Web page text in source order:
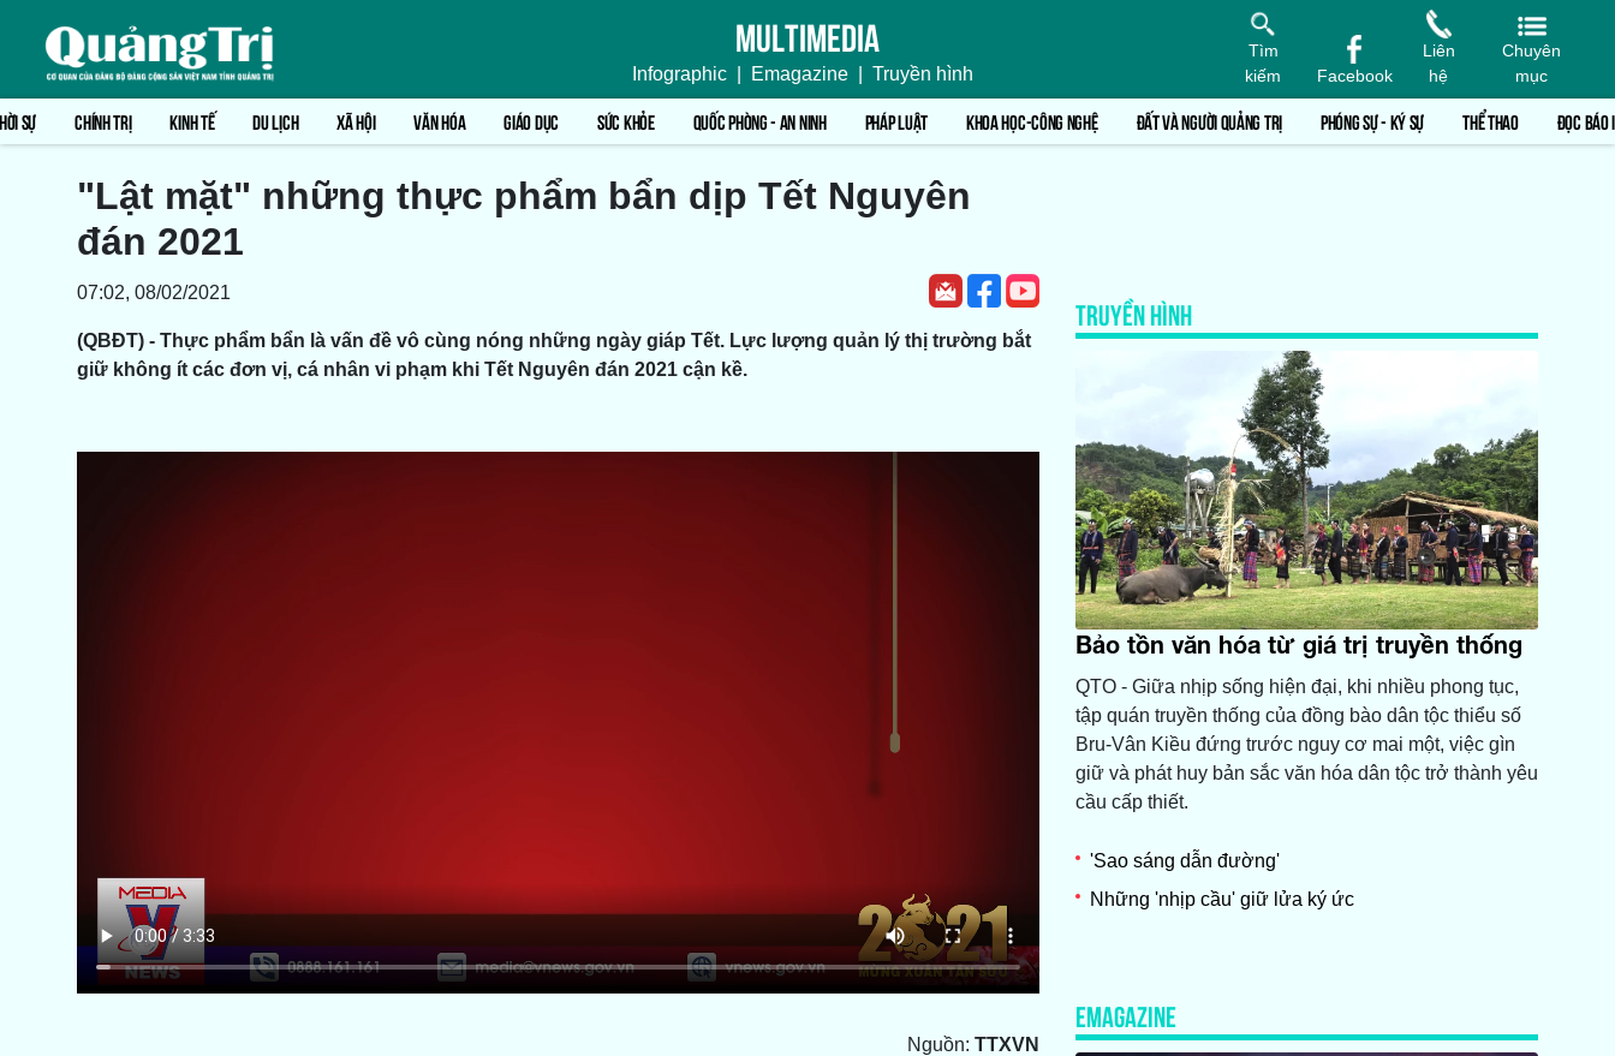
Multimedia
Infographic Emagazine Truyền hình
Tìm
kiếm
Facebook
Liên
hệ
Chuyên
mục
SỰ CHÍNH TRỊ KINH TẾ DU LỊCH XÃ HỘI VĂN HÓA GIÁO DỤC SỨC KHỎE QUỐC PHÒNG - AN NINH PHÁP LUẬT KHOA HỌC-CÔNG NGHỆ ĐẤT VÀ NGƯỜI QUẢNG TRỊ PHÓNG SỰ - KÝ SỰ THỂ THAO ĐỌC BÁO
"Lật mặt" những thực phẩm bẩn dịp Tết Nguyên
đán 2021
07:02, 08/02/2021
(QBĐT) - Thực phẩm bẩn là vấn đề vô cùng nóng những ngày giáp Tết. Lực lượng quản lý thị trường bắt
giữ không ít các đơn vị, cá nhân vi phạm khi Tết Nguyên đán 2021 cận kề.
Nguồn: TTXVN
TRUYỀN HÌNH
Bảo tồn văn hóa từ giá trị truyền thống
QTO - Giữa nhịp sống hiện đại, khi nhiều phong tục,
tập quán truyền thống của đồng bào dân tộc thiểu số
Bru-Vân Kiều đứng trước nguy cơ mai một, việc gìn
giữ và phát huy bản sắc văn hóa dân tộc trở thành yêu
cầu cấp thiết.
'Sao sáng dẫn đường'
Những 'nhịp cầu' giữ lửa ký ức
EMAGAZINE